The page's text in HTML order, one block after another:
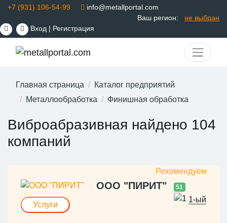
+7 (931) 106-54-99
info@metallportal.com
Ваш регион:
не выбран
Вход | Регистрация
Главная страница
Каталог предприятий
Металлообработка
Финишная обработка
Виброабразивная найдено 104
компаний
ООО "ПИРИТ" 51
1-ый
Услуги